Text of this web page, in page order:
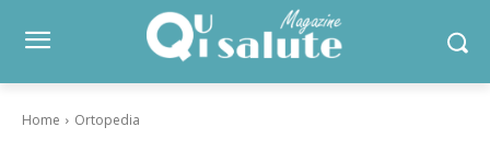
Home Ortopedia